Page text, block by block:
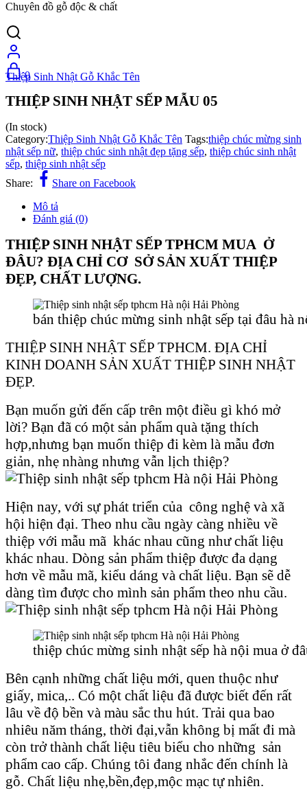
Chuyên đồ gỗ độc & chất
0
Thiệp Sinh Nhật Gỗ Khắc Tên
THIỆP SINH NHẬT SẾP MẪU 05
(In stock)
Category:Thiệp Sinh Nhật Gỗ Khắc Tên Tags:thiệp chúc mừng sinh
nhật sếp nữ, thiệp chúc sinh nhật đẹp tặng sếp, thiệp chúc sinh nhật
sếp, thiệp sinh nhật sếp
Share:
Share on Facebook
Mô tả
Đánh giá (0)
THIỆP SINH NHẬT SẾP TPHCM MUA Ở
ĐÂU? ĐỊA CHỈ CƠ SỞ SẢN XUẤT THIỆP
ĐẸP, CHẤT LƯỢNG.
bán thiệp chúc mừng sinh nhật sếp tại đâu hà
THIỆP SINH NHẬT SẾP TPHCM. ĐỊA CHỈ
KINH DOANH SẢN XUẤT THIỆP SINH NHẬT
ĐẸP.
Bạn muốn gửi đến cấp trên một điều gì khó mở
lời? Bạn đã có một sản phẩm quà tặng thích
hợp,nhưng bạn muốn thiệp đi kèm là mẫu đơn
giản, nhẹ nhàng nhưng vẫn lịch thiệp?
Hiện nay, với sự phát triển của công nghệ và xã
hội hiện đại. Theo nhu cầu ngày càng nhiều về
thiệp với mẫu mã khác nhau cũng như chất liệu
khác nhau. Dòng sản phẩm thiệp được đa dạng
hơn về mẫu mã, kiểu dáng và chất liệu. Bạn sẽ dễ
dàng tìm được cho mình sản phẩm theo nhu cầu.
thiệp chúc mừng sinh nhật sếp hà nội mua ở
Bên cạnh những chất liệu mới, quen thuộc như
giấy, mica,.. Có một chất liệu đã được biết đến rất
lâu về độ bền và màu sắc thu hút. Trải qua bao
nhiêu năm tháng, thời đại,vẫn không bị mất đi mà
còn trở thành chất liệu tiêu biểu cho những sản
phẩm cao cấp. Chúng tôi đang nhắc đến chính là
gỗ. Chất liệu nhẹ,bền,đẹp,mộc mạc tự nhiên.